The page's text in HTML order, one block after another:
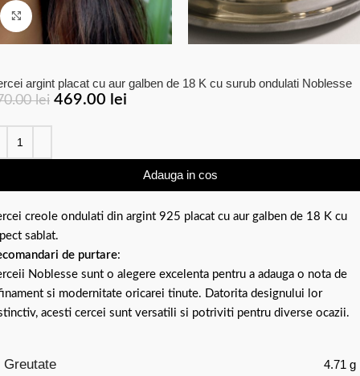
Click to enlarge
argint placat cu aur galben de 18 K cu surub ondulati Noblesse
lei 469.00 lei
Adauga in cos
creole ondulati din argint 925 placat cu aur galben de 18 K cu
sablat.
de purtare:
Noblesse sunt o alegere excelenta pentru a adauga o nota de
si modernitate oricarei tinute. Datorita designului lor
acesti cercei sunt versatili si potriviti pentru diverse ocazii.
Greutate 4.71 g